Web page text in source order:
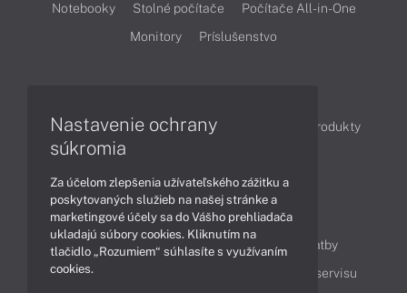
Notebooky Stolné počítače
Počítače All-in-One
Monitory
Príslušenstvo
Obchodné informácie Novinky
Produkty
Obsah
Ako nakupovať
Možnosti doručenia a platby
Podpora a servis
Cenník servisu
Nastavenie ochrany
súkromia
Za účelom zlepšenia užívateľského zážitku a
poskytovaných služieb na našej stránke a
marketingové účely sa do Vášho prehliadača
ukladajú súbory cookies. Kliknutím na
tlačidlo „Rozumiem“ súhlasíte s využívaním
cookies.